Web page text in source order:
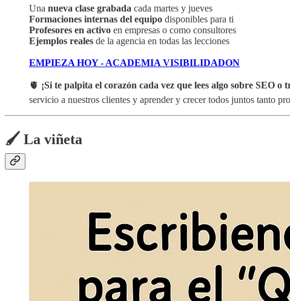
Una nueva clase grabada cada martes y jueves
Formaciones internas del equipo disponibles para ti
Profesores en activo en empresas o como consultores
Ejemplos reales de la agencia en todas las lecciones
EMPIEZA HOY - ACADEMIA VISIBILIDADON
🫀 ¡Si te palpita el corazón cada vez que lees algo sobre SEO o
servicio a nuestros clientes y aprender y crecer todos juntos tanto
🖌️ La viñeta